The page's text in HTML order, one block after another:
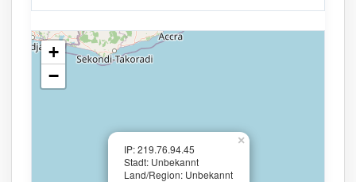
IP: 219.76.94.45
Stadt: Unbekannt
Land/Region: Unbekannt
×
+
−